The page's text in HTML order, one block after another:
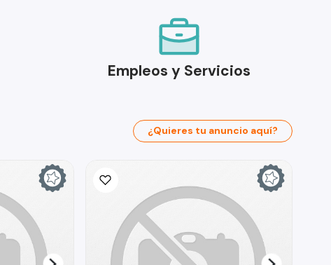
Empleos y Servicios
¿Quieres tu anuncio aquí?